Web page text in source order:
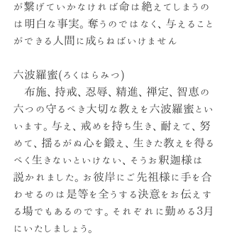
が繋げていかなければ命は絶えてしまうの
は明白な事実。奪うのではなく、与えること
ができる人間に成らねばいけません
六波羅蜜(ろくはらみつ)
布施、持戒、忍辱、精進、禅定、智恵の
六つの守るべき大切な教えを六波羅蜜とい
います。与え、戒めを持ち生き、耐えて、努
めて、揺るがぬ心を鍛え、生きた教えを得る
べく生きないといけない、そうお釈迦様は
説かれました。お彼岸にご先祖様に手を合
わせるのは是等を全うする決意をお伝えす
る場でもあるのです。それぞれに勤める３月
にいたしましょう。